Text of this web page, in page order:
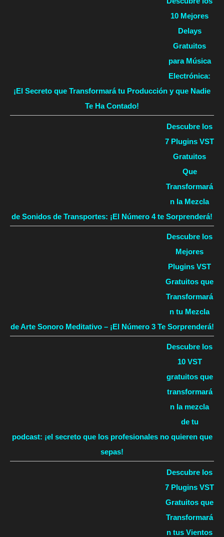
10 Mejores
Delays
Gratuitos
para Música
Electrónica:
¡El Secreto que Transformará tu Producción y que Nadie
Te Ha Contado!
Descubre los
7 Plugins VST
Gratuitos
Que
Transformará
n la Mezcla
de Sonidos de Transportes: ¡El Número 4 te Sorprenderá!
Descubre los
Mejores
Plugins VST
Gratuitos que
Transformará
n tu Mezcla
de Arte Sonoro Meditativo – ¡El Número 3 Te Sorprenderá!
Descubre los
10 VST
gratuitos que
transformará
n la mezcla
de tu
podcast: ¡el secreto que los profesionales no quieren que
sepas!
Descubre los
7 Plugins VST
Gratuitos que
Transformará
n tus Vientos